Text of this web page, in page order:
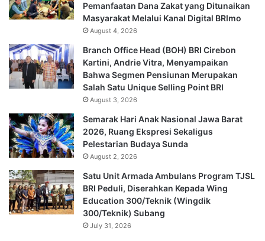
Pemanfaatan Dana Zakat yang Ditunaikan
Masyarakat Melalui Kanal Digital BRImo
August 4, 2026
Branch Office Head (BOH) BRI Cirebon
Kartini, Andrie Vitra, Menyampaikan
Bahwa Segmen Pensiunan Merupakan
Salah Satu Unique Selling Point BRI
August 3, 2026
Semarak Hari Anak Nasional Jawa Barat
2026, Ruang Ekspresi Sekaligus
Pelestarian Budaya Sunda
August 2, 2026
Satu Unit Armada Ambulans Program TJSL
BRI Peduli, Diserahkan Kepada Wing
Education 300/Teknik (Wingdik
300/Teknik) Subang
July 31, 2026